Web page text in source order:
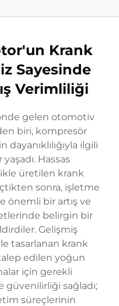
Krank
Sayesinde
Verimliliği
gelen otomotiv
biri, kompresör
dayanıklılığıyla ilgili
Hassas
üretilen krank
sonra, işletme
önemli bir artış ve
belirgin bir
Gelişmiş
tasarlanan krank
edilen yoğun
için gerekli
güvenilirliği sağladı;
süreçlerinin